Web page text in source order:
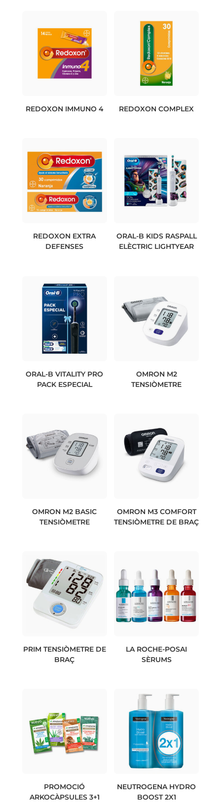
REDOXON IMMUNO 4 REDOXON COMPLEX
REDOXON EXTRA
DEFENSES
ORAL-B KIDS RASPALL
ELÈCTRIC LIGHTYEAR
ORAL-B VITALITY PRO
PACK ESPECIAL
OMRON M2
TENSIÒMETRE
OMRON M2 BASIC
TENSIÒMETRE
OMRON M3 COMFORT
TENSIÒMETRE DE BRAÇ
PRIM TENSIÒMETRE DE
BRAÇ
LA ROCHE-POSAI
SÈRUMS
PROMOCIÓ
ARKOCÀPSULES 3+1
NEUTROGENA HYDRO
BOOST 2X1